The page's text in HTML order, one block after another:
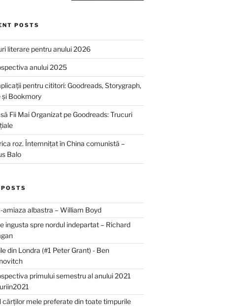
POSTS
literare pentru anului 2026
anului 2025
pentru cititori: Goodreads, Storygraph,
și Bookmory
Fii Mai Organizat pe Goodreads: Trucuri
roz. Întemnițat în China comunistă –
Balo
amiaza albastra – William Boyd
ingusta spre nordul indepartat – Richard
din Londra (#1 Peter Grant) - Ben
primului semestru al anului 2021
cărților mele preferate din toate timpurile